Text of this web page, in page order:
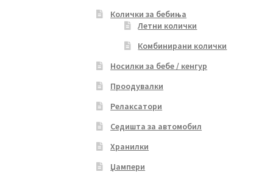
Колички за бебиња
Летни колички
Комбинирани колички
Носилки за бебе / кенгур
Проодувалки
Релаксатори
Седишта за автомобил
Хранилки
Џампери